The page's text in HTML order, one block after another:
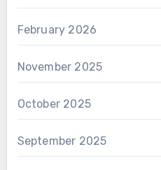
February 2026
November 2025
October 2025
September 2025